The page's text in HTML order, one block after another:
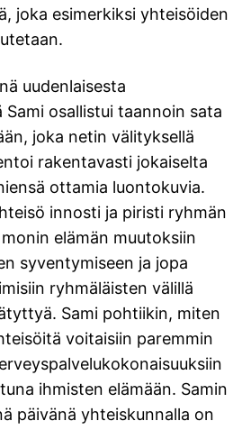
joka esimerkiksi yhteisöiden
uudenlaisesta
osallistui taannoin sata
joka netin välityksellä
rakentavasti jokaiselta
ottamia luontokuvia.
innosti ja piristi ryhmän
elämän muutoksiin
syventymiseen ja jopa
ryhmäläisten välillä
Sami pohtiikin, miten
voitaisiin paremmin
ihmisten elämään. Samin
päivänä yhteiskunnalla on